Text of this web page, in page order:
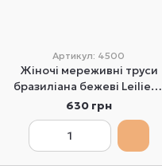
Артикул: 4500
Жіночі мереживні труси
бразиліана бежеві Leilieve
4500 S
630 грн